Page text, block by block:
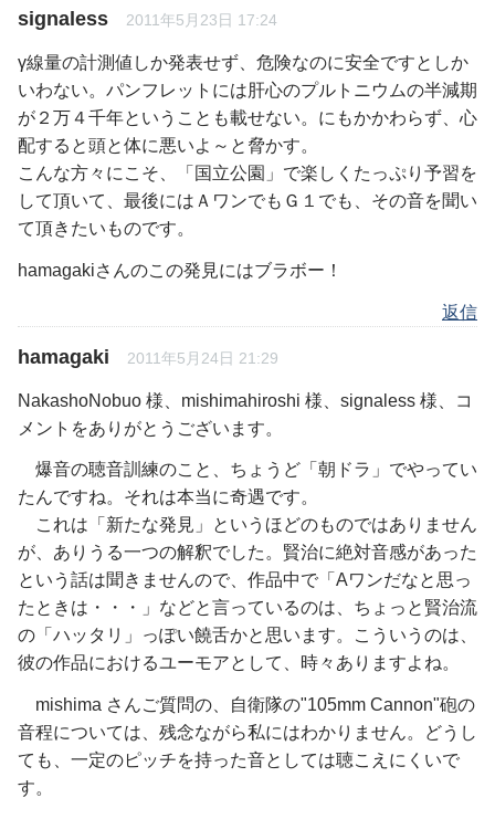
signaless 2011年5月23日 17:24
γ線量の計測値しか発表せず、危険なのに安全ですとしか
いわない。パンフレットには肝心のプルトニウムの半減期
が２万４千年ということも載せない。にもかかわらず、心
配すると頭と体に悪いよ～と脅かす。
こんな方々にこそ、「国立公園」で楽しくたっぷり予習を
して頂いて、最後にはＡワンでもＧ１でも、その音を聞い
て頂きたいものです。
hamagakiさんのこの発見にはブラボー！
返信
hamagaki 2011年5月24日 21:29
NakashoNobuo 様、mishimahiroshi 様、signaless 様、コ
メントをありがとうございます。
爆音の聴音訓練のこと、ちょうど「朝ドラ」でやってい
たんですね。それは本当に奇遇です。
これは「新たな発見」というほどのものではありません
が、ありうる一つの解釈でした。賢治に絶対音感があった
という話は聞きませんので、作品中で「Aワンだなと思っ
たときは・・・」などと言っているのは、ちょっと賢治流
の「ハッタリ」っぽい饒舌かと思います。こういうのは、
彼の作品におけるユーモアとして、時々ありますよね。
mishima さんご質問の、自衛隊の"105mm Cannon"砲の
音程については、残念ながら私にはわかりません。どうし
ても、一定のピッチを持った音としては聴こえにくいで
す。